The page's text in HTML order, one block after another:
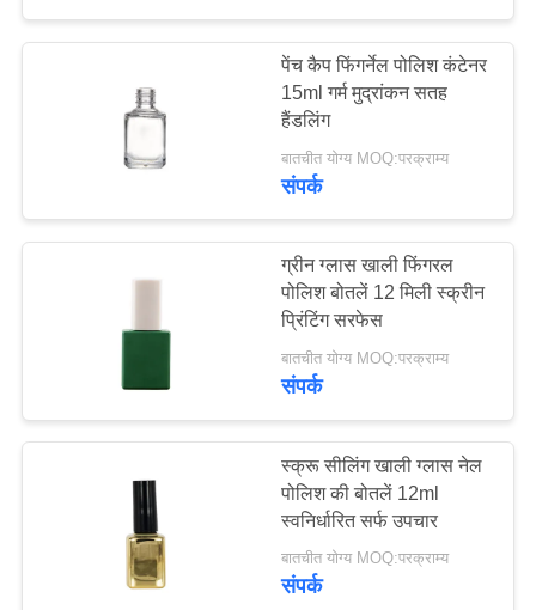
पेंच कैप फिंगर्नेल पोलिश कंटेनर
15ml गर्म मुद्रांकन सतह
हैंडलिंग
बातचीत योग्य MOQ:परक्राम्य
संपर्क
ग्रीन ग्लास खाली फिंगरल
पोलिश बोतलें 12 मिली स्क्रीन
प्रिंटिंग सरफेस
बातचीत योग्य MOQ:परक्राम्य
संपर्क
स्क्रू सीलिंग खाली ग्लास नेल
पोलिश की बोतलें 12ml
स्वनिर्धारित सर्फ उपचार
बातचीत योग्य MOQ:परक्राम्य
संपर्क